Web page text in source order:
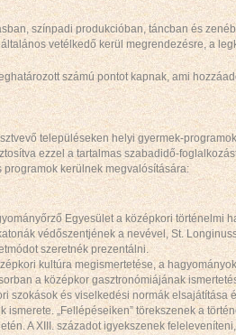
színpadi produkcióban, táncban és
vetélkedő kerül megrendezésre, a
számú pontot kapnak, ami
településeken helyi gyermek-
ezzel a tartalmas szabadidő-
programok kerülnek megvalósítására:
Egyesület a középkori történelmi
védőszentjének a nevével, St.
szeretnék prezentálni.
kultúra megismertetése, a
a középkor gasztronómiájának
szokások és viselkedési normák elsajátítása
ismerete. „Fellépéseiken” törekszenek a
A XIII. századot igyekszenek